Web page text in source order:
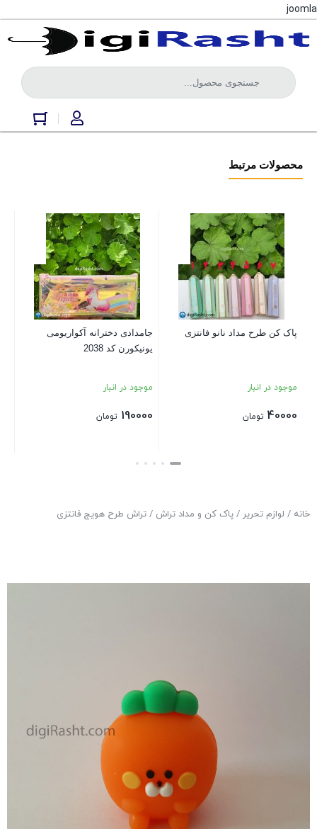
joomla
محصولات مرتبط
پاک کن طرح مداد نانو فانتزی
موجود در انبار
40000 تومان
جامدادی دخترانه آکواریومی
یونیکورن کد 2038
موجود در انبار
190000 تومان
بستن
خانه / لوازم تحریر / پاک کن و مداد تراش / تراش طرح هویج فانتزی